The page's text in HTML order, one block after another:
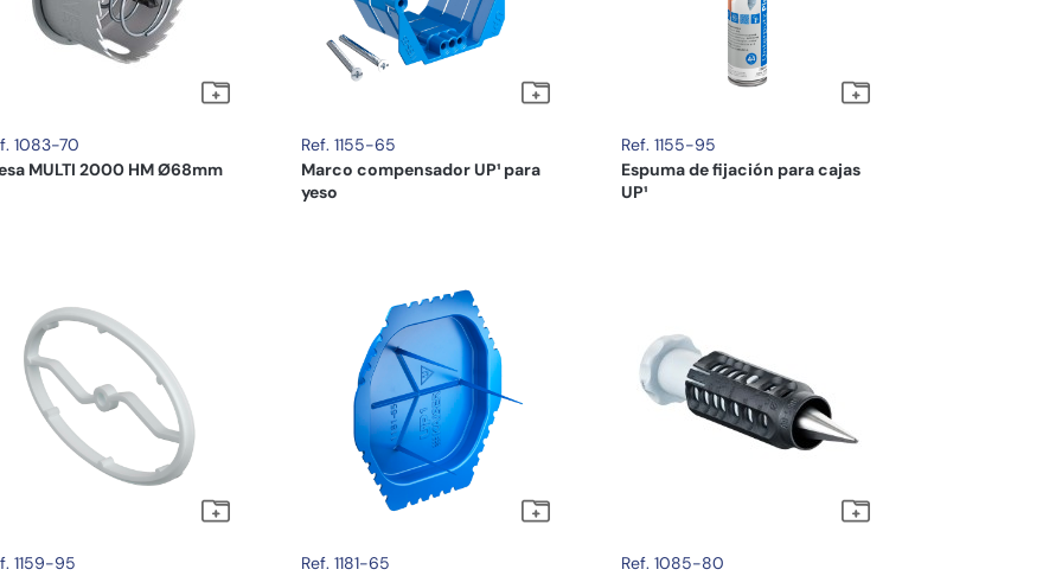
1083-70
MULTI 2000 HM Ø68mm
Ref. 1155-65
Marco compensador UP¹ para
yeso
Ref. 1155-95
Espuma de fijación para cajas
UP¹
1159-95
Ref. 1181-65
Ref. 1085-80